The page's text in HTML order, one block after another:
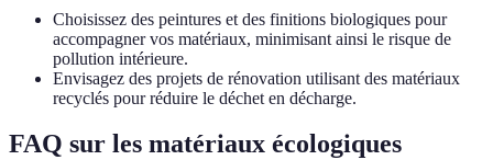
Choisissez des peintures et des finitions biologiques pour
accompagner vos matériaux, minimisant ainsi le risque de
pollution intérieure.
Envisagez des projets de rénovation utilisant des matériaux
recyclés pour réduire le déchet en décharge.
FAQ sur les matériaux écologiques